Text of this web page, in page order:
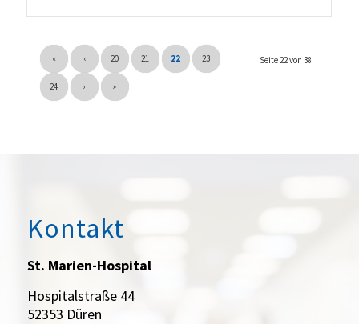
Seite 22 von 38
« ‹ 20 21 22 23
24 › »
Kontakt
St. Marien-Hospital
Hospitalstraße 44
52353 Düren